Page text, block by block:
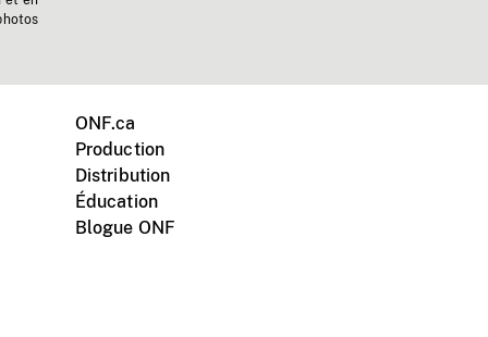
ONF.ca
Production
Distribution
Éducation
Blogue ONF